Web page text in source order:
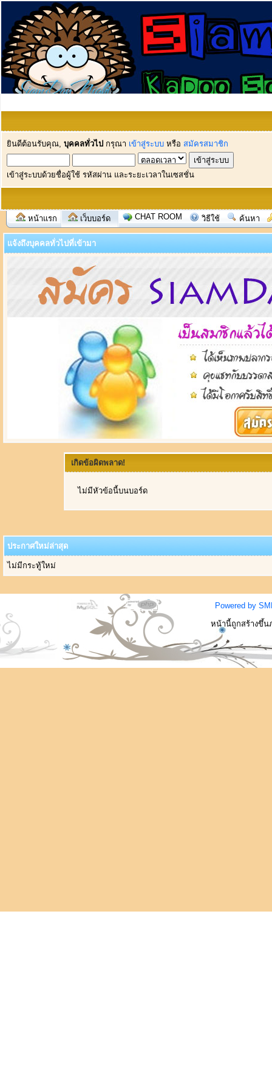
ยินดีต้อนรับคุณ, บุคคลทั่วไป กรุณา เข้าสู่ระบบ หรือ สมัครสมาชิก
เข้าสู่ระบบด้วยชื่อผู้ใช้ รหัสผ่าน และระยะเวลาในเซสชั่น
หน้าแรก เว็บบอร์ด CHAT ROOM วิธีใช้ ค้นหา
แจ้งถึงบุคคลทั่วไปที่เข้ามา
เกิดข้อผิดพลาด!
ไม่มีหัวข้อนี้บนบอร์ด
ประกาศใหม่ล่าสุด
ไม่มีกระทู้ใหม่
Powered by
หน้านี้ถูกสร้างขึ้น